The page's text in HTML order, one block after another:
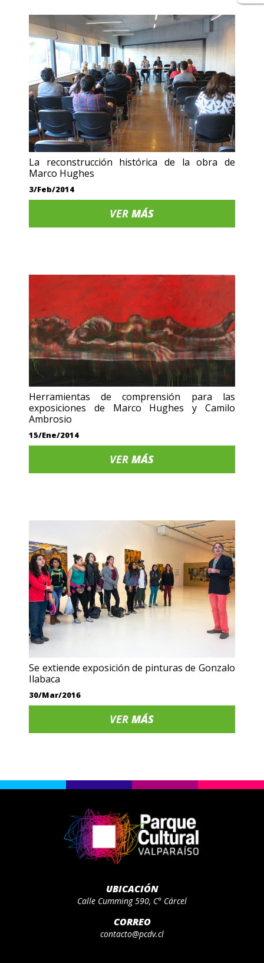
La reconstrucción histórica de la obra de
Marco Hughes
3/Feb/2014
VERMÁS
Herramientas de comprensión para las
exposiciones de Marco Hughes y Camilo
Ambrosio
15/Ene/2014
VERMÁS
Se extiende exposición de pinturas de Gonzalo
Ilabaca
30/Mar/2016
VERMÁS
UBICACIÓN
Calle Cumming 590, C° Cárcel
CORREO
contacto@pcdv.cl